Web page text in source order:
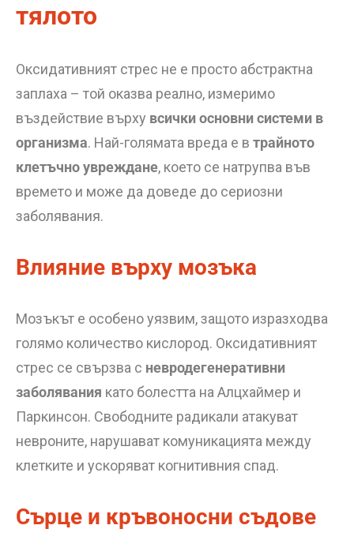
тялото
Оксидативният стрес не е просто абстрактна
заплаха – той оказва реално, измеримо
въздействие върху всички основни системи в
организма. Най-голямата вреда е в трайното
клетъчно увреждане, което се натрупва във
времето и може да доведе до сериозни
заболявания.
Влияние върху мозъка
Мозъкът е особено уязвим, защото изразходва
голямо количество кислород. Оксидативният
стрес се свързва с невродегенеративни
заболявания като болестта на Алцхаймер и
Паркинсон. Свободните радикали атакуват
невроните, нарушават комуникацията между
клетките и ускоряват когнитивния спад.
Сърце и кръвоносни съдове